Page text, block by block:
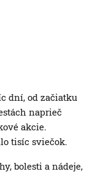
dní, od začiatku
naprieč
akcie.
tisíc sviečok.
bolesti a nádeje,